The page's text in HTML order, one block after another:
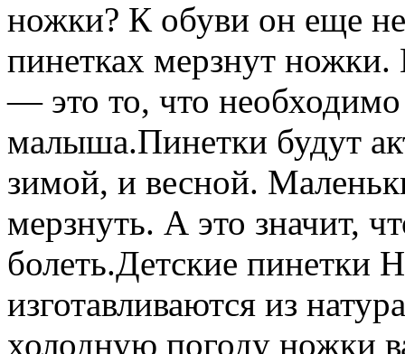
ножки? К обуви он еще
пинетках мерзнут
— это то, что
малыша.Пинетки будут
зимой, и весной.
мерзнуть. А это значит,
болеть.Детские пинетки
изготавливаются из
холодную погоду ножки